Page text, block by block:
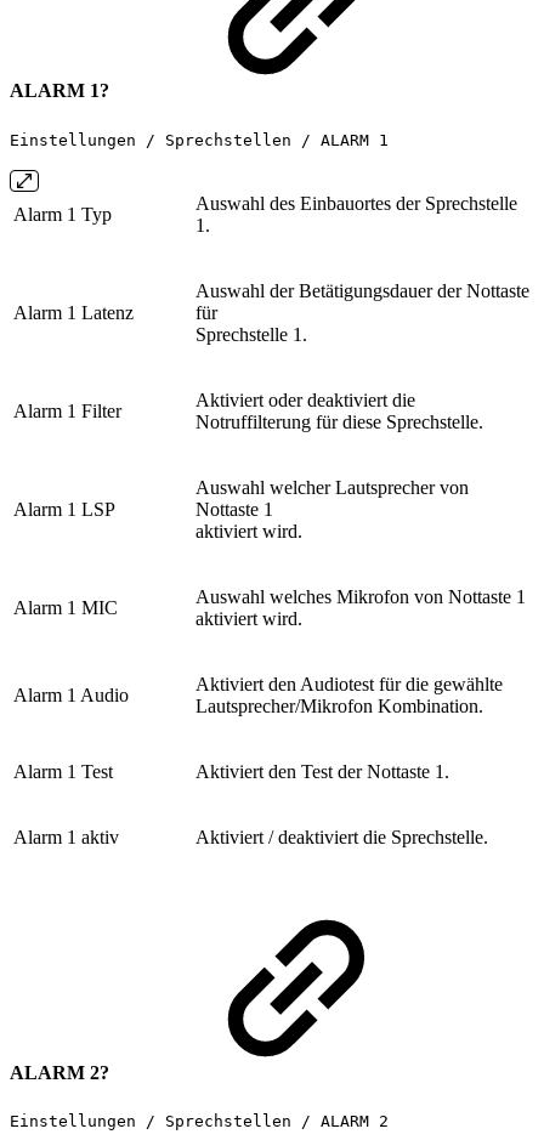
ALARM 1?
Einstellungen / Sprechstellen / ALARM 1
Alarm 1 Typ
Auswahl des Einbauortes der Sprechstelle
1.
Alarm 1 Latenz
Auswahl der Betätigungsdauer der Nottaste
für
Sprechstelle 1.
Alarm 1 Filter
Aktiviert oder deaktiviert die
Notruffilterung für diese Sprechstelle.
Alarm 1 LSP
Auswahl welcher Lautsprecher von
Nottaste 1
aktiviert wird.
Alarm 1 MIC
Auswahl welches Mikrofon von Nottaste 1
aktiviert wird.
Alarm 1 Audio
Aktiviert den Audiotest für die gewählte
Lautsprecher/Mikrofon Kombination.
Alarm 1 Test Aktiviert den Test der Nottaste 1.
Alarm 1 aktiv Aktiviert / deaktiviert die Sprechstelle.
ALARM 2?
Einstellungen / Sprechstellen / ALARM 2